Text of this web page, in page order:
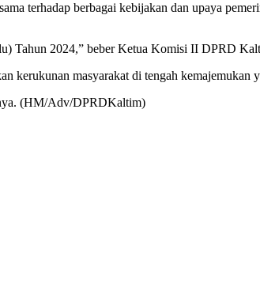
terhadap berbagai kebijakan dan upaya
Tahun 2024,” beber Ketua Komisi II DPRD
kerukunan masyarakat di tengah
(HM/Adv/DPRDKaltim)